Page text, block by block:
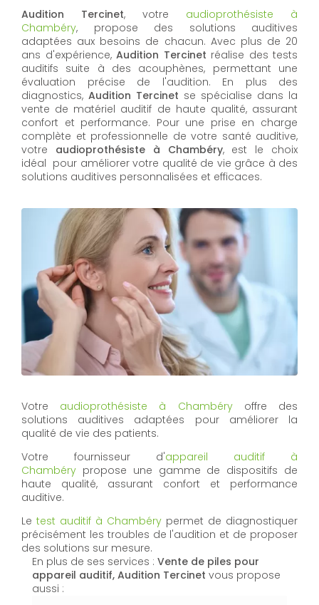
Audition Tercinet, votre audioprothésiste à
Chambéry, propose des solutions auditives
adaptées aux besoins de chacun. Avec plus de 20
ans d'expérience, Audition Tercinet réalise des tests
auditifs suite à des acouphènes, permettant une
évaluation précise de l'audition. En plus des
diagnostics, Audition Tercinet se spécialise dans la
vente de matériel auditif de haute qualité, assurant
confort et performance. Pour une prise en charge
complète et professionnelle de votre santé auditive,
votre audioprothésiste à Chambéry, est le choix
idéal pour améliorer votre qualité de vie grâce à des
solutions auditives personnalisées et efficaces.
Votre audioprothésiste à Chambéryoffre des
solutions auditives adaptées pour améliorer la
qualité de vie des patients.
Votre fournisseur d'appareil auditif à
Chambéry propose une gamme de dispositifs de
haute qualité, assurant confort et performance
auditive.
Le test auditif à Chambéry permet de diagnostiquer
précisément les troubles de l'audition et de proposer
des solutions sur mesure.
En plus de ses services : Vente de piles pour
appareil auditif, Audition Tercinet vous propose
aussi :